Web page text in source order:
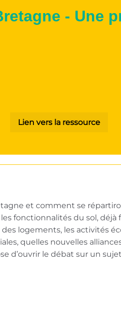
- Une
Lien vers la ressource
et comment se
fonctionnalités du sol,
logements, les activités
quelles nouvelles
d’ouvrir le débat sur un